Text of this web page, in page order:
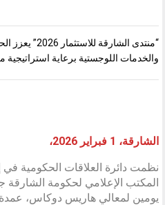
“منتدى
والخدمات اللوجستية برعاية استراتيجية
الشارقة، 1 فبراير 2026،
نظمت دائرة العلاقات الحكومية في
المكتب الإعلامي لحكومة الشارقة
يومين لمعالي هاريس دوكاس، عمدة